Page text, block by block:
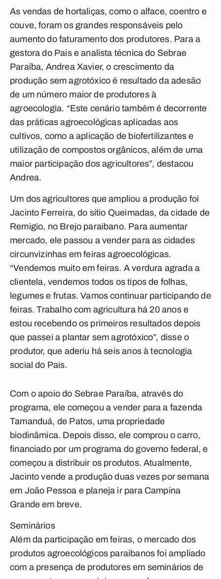
As vendas de hortaliças, como o alface, coentro e
couve, foram os grandes responsáveis pelo
aumento do faturamento dos produtores. Para a
gestora do Pais e analista técnica do Sebrae
Paraíba, Andrea Xavier, o crescimento da
produção sem agrotóxico é resultado da adesão
de um número maior de produtores à
agroecologia. “Este cenário também é decorrente
das práticas agroecológicas aplicadas aos
cultivos, como a aplicação de biofertilizantes e
utilização de compostos orgânicos, além de uma
maior participação dos agricultores”, destacou
Andrea.
Um dos agricultores que ampliou a produção foi
Jacinto Ferreira, do sítio Queimadas, da cidade de
Remigio, no Brejo paraibano. Para aumentar
mercado, ele passou a vender para as cidades
circunvizinhas em feiras agroecológicas.
“Vendemos muito em feiras. A verdura agrada a
clientela, vendemos todos os tipos de folhas,
legumes e frutas. Vamos continuar participando de
feiras. Trabalho com agricultura há 20 anos e
estou recebendo os primeiros resultados depois
que passei a plantar sem agrotóxico”, disse o
produtor, que aderiu há seis anos à tecnologia
social do Pais.
Com o apoio do Sebrae Paraíba, através do
programa, ele começou a vender para a fazenda
Tamanduá, de Patos, uma propriedade
biodinâmica. Depois disso, ele comprou o carro,
financiado por um programa do governo federal, e
começou a distribuir os produtos. Atualmente,
Jacinto vende a produção duas vezes por semana
em João Pessoa e planeja ir para Campina
Grande em breve.
Seminários
Além da participação em feiras, o mercado dos
produtos agroecológicos paraibanos foi ampliado
com a presença de produtores em seminários de